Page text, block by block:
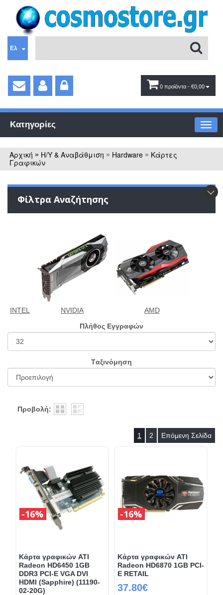
Ελ
0 προϊόντα - €0,00
Κατηγορίες
Αρχική » Η/Υ & Αναβάθμιση » Hardware » Κάρτες
Γραφικών
Φίλτρα Αναζήτησης
INTEL NVIDIA
AMD
Πλήθος Εγγραφών
Tαξινόμηση
Προβολή:
1 2 Επόμενη Σελίδα
Κάρτα γραφικών ATI
Radeon HD6450 1GB
DDR3 PCI-E VGA DVI
HDMI (Sapphire) (11190-
02-20G)
16%
Κάρτα γραφικών ATI
Radeon HD6870 1GB PCI-
E RETAIL
37.80€
16%